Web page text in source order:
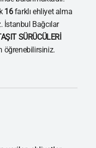
16farklı ehliyet alma
İstanbul Bağcılar
SÜRÜCÜLERİ
öğrenebilirsiniz.